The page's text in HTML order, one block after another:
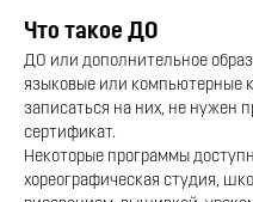
Что такое ДО
ДО или дополнительное
языковые или компьютерные
записаться на них, не нужен
сертификат.
Некоторые программы
хореографическая студия,